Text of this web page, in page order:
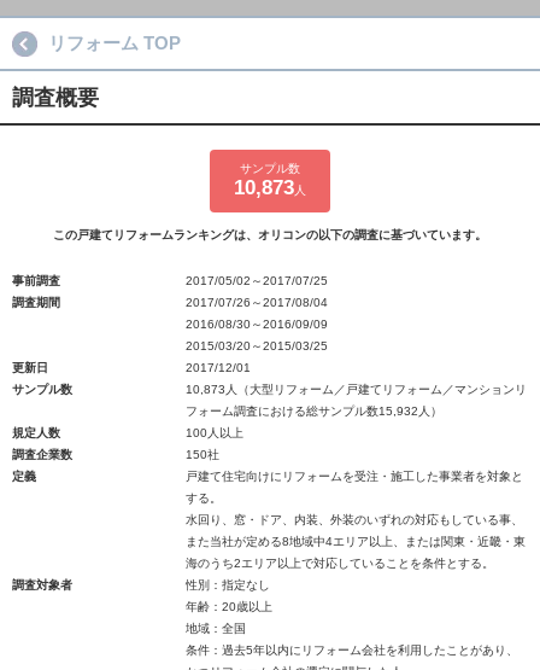
リフォーム TOP
調査概要
サンプル数
10,873 人
この戸建てリフォームランキングは、オリコンの以下の調査に基づいています。
事前調査
2017/05/02～2017/07/25
調査期間
2017/07/26～2017/08/04
2016/08/30～2016/09/09
2015/03/20～2015/03/25
更新日
2017/12/01
サンプル数
10,873人（大型リフォーム／戸建てリフォーム／マンションリ
フォーム調査における総サンプル数15,932人）
規定人数
100人以上
調査企業数
150社
定義
戸建て住宅向けにリフォームを受注・施工した事業者を対象と
する。
水回り、窓・ドア、内装、外装のいずれの対応もしている事、
また当社が定める8地域中4エリア以上、または関東・近畿・東
海のうち2エリア以上で対応していることを条件とする。
調査対象者
性別：指定なし
年齢：20歳以上
地域：全国
条件：過去5年以内にリフォーム会社を利用したことがあり、